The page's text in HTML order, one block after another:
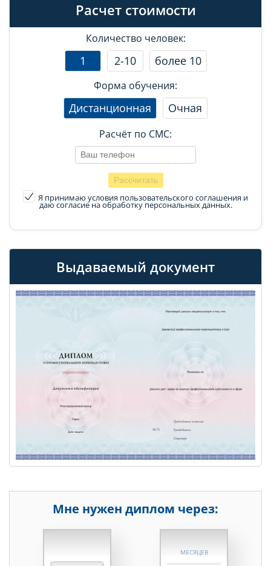
Расчет стоимости
Количество человек:
1 2-10 более 10
Форма обучения:
Дистанционная Очная
Расчёт по СМС:
Я принимаю условия пользовательского соглашения и
даю согласие на обработку персональных данных.
Выдаваемый документ
Мне нужен диплом через:
НЕДЕЛЬ
МЕСЯЦЕВ